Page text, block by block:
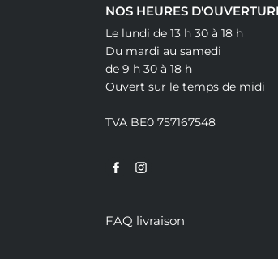
NOS HEURES
Le lundi de 13 h 30 à 18 h
Du mardi au samedi
de 9 h 30 à 18 h
Ouvert sur le temps de midi
TVA BE0 757167548
FAQ livraison